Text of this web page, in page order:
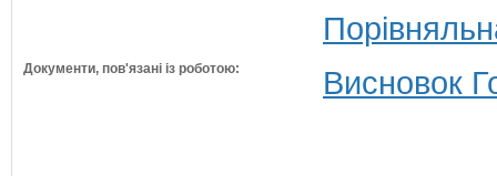
Документи, пов'язані із роботою: Висновок